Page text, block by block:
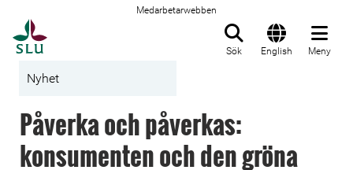
Medarbetarwebben
Sök English Meny
Nyhet
Påverka och påverkas:
konsumenten och den gröna